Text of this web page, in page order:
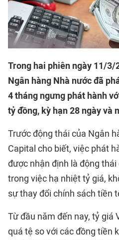
Trong hai phiên ngày 11/
Ngân hàng Nhà nước đã
4 tháng ngưng phát hành
tỷ đồng, kỳ hạn 28 ngày và
Trước động thái của Ngân
Capital cho biết, việc phát
được nhận định là động
trong việc hạ nhiệt tỷ giá,
sự thay đổi chính sách tiền
Từ đầu năm đến nay, tỷ giá
quá tệ so với các đồng tiền